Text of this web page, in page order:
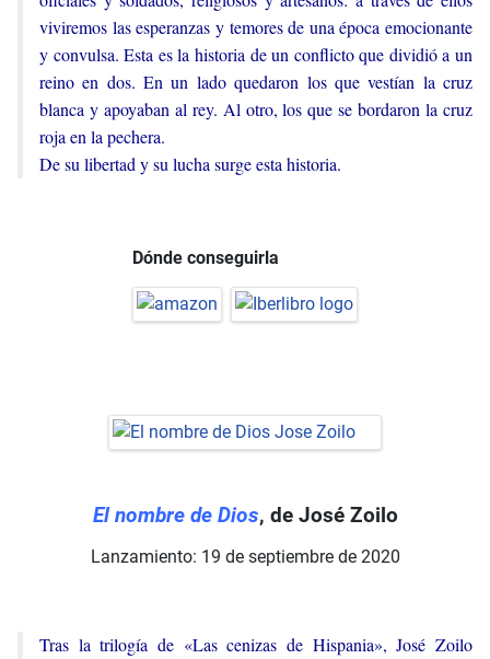
viviremos las esperanzas y temores de una época emocionante
y convulsa. Esta es la historia de un conflicto que dividió a un
reino en dos. En un lado quedaron los que vestían la cruz
blanca y apoyaban al rey. Al otro, los que se bordaron la cruz
roja en la pechera.
De su libertad y su lucha surge esta historia.
Dónde conseguirla
El nombre de Dios, de José Zoilo
Lanzamiento: 19 de septiembre de 2020
Tras la trilogía de «Las cenizas de Hispania», José Zoilo